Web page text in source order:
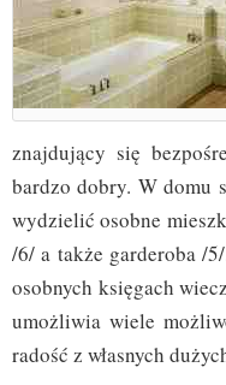
znajdujący się
bardzo dobry. W domu
wydzielić osobne
/6/ a także garderoba /
osobnych księgach
umożliwia wiele
radość z własnych